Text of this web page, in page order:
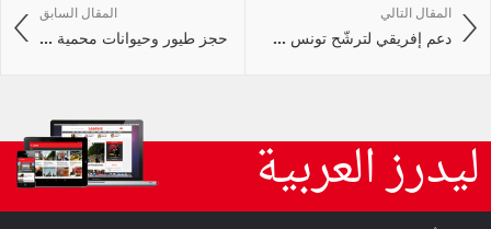
المقال السابق
حجز طيور وحيوانات محمية ...
المقال التالي
دعم إفريقي لترشّح تونس ...
ليدرز العربية